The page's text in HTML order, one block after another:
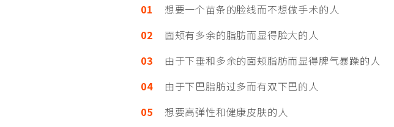
01 想要一个苗条的脸线而不想做手术的人
02 面颊有多余的脂肪而显得脸大的人
03 由于下垂和多余的面颊脂肪而显得脾气暴躁的人
04由于下巴脂肪过多而有双下巴的人
05 想要高弹性和健康皮肤的人